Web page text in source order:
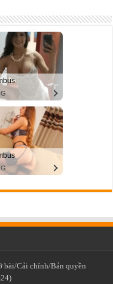
bài/Cải chính/Bản quyền